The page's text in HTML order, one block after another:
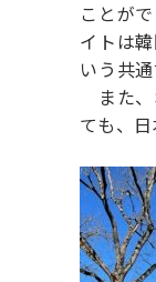
ことが
イトは
いう共
また、
ても、